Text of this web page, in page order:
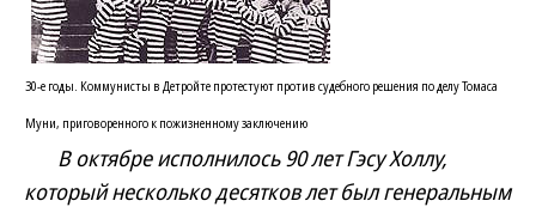
30-е годы. Коммунисты в Детройте протестуют против судебного решения по делу Томаса
Муни, приговоренного к пожизненному заключению
В октябре исполнилось 90 лет Гэсу Холлу,
который несколько десятков лет был генеральным